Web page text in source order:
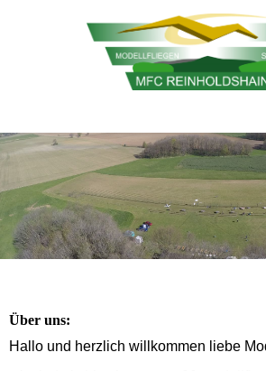
Über uns:
Hallo und herzlich willkommen liebe